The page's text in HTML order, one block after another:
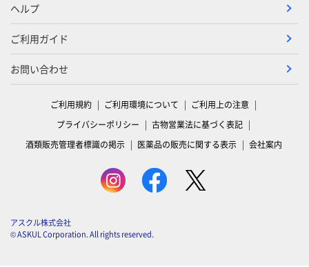
ヘルプ
ご利用ガイド
お問い合わせ
ご利用規約 ご利用環境について
ご利用上の注意
プライバシーポリシー
古物営業法に基づく表記
酒類販売管理者標識の掲示
医薬品の販売に関する表示 会社案内
アスクル株式会社
© ASKUL Corporation. All rights reserved.